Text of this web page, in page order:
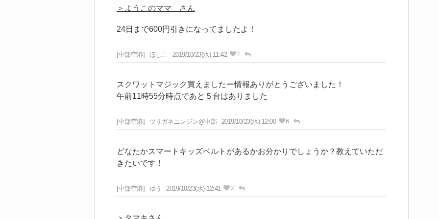
＞ようこのママ さん
24日まで600円引きになってましたよ！
[中部空港] ほしこ 2019/10/23(水) 11:42 7
スクワットマジック買えましたー情報ありがとうございました！
午前11時55分時点であと５台はありました
[中部空港] ツリガネニンジン@中部 2019/10/23(水) 12:00 6
どなたかスマートキッズベルトがあるかお分かりでしょうか？教えていただ
きたいです！
[中部空港] ゆう 2019/10/23(水) 12:41 2